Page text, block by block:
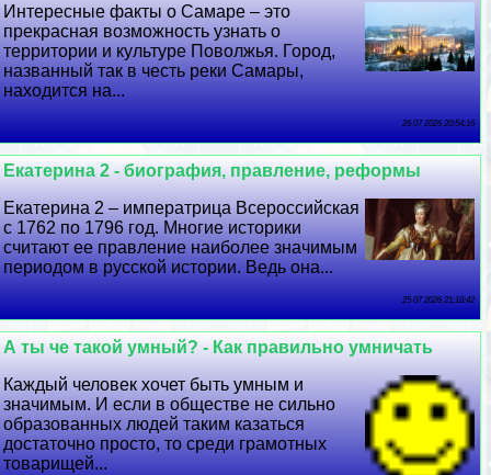
Интересные факты о Самаре – это
прекрасная возможность узнать о
территории и культуре Поволжья. Город,
названный так в честь реки Самары,
находится на...
26 07 2026 20:54:16
Екатерина 2 - биография, правление, реформы
Екатерина 2 – императрица Всероссийская
с 1762 по 1796 год. Многие историки
считают ее правление наиболее значимым
периодом в русской истории. Ведь она...
25 07 2026 21:18:42
А ты че такой умный? - Как правильно умничать
Каждый человек хочет быть умным и
значимым. И если в обществе не сильно
образованных людей таким казаться
достаточно просто, то среди грамотных
товарищей...